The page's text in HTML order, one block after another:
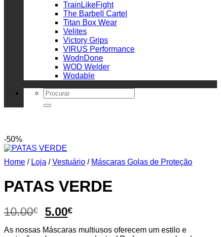
TrainLikeFight
The Barbell Cartel
Titan Box Wear
Velites
Victory Grips
VIRUS Performance
WodnDone
WOD Welder
Wodable
Search
for:
-50%
Home / Loja / Vestuário / Máscaras Golas de Proteção
PATAS VERDE
10.00€
Original
price
5.00€Current
As nossas Máscaras multiusos oferecem um estilo e